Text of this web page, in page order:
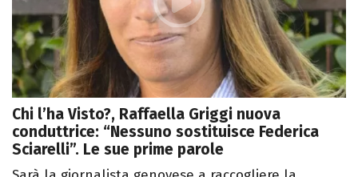
Chi l’ha Visto?, Raffaella Griggi nuova
conduttrice: “Nessuno sostituisce Federica
Sciarelli”. Le sue prime parole